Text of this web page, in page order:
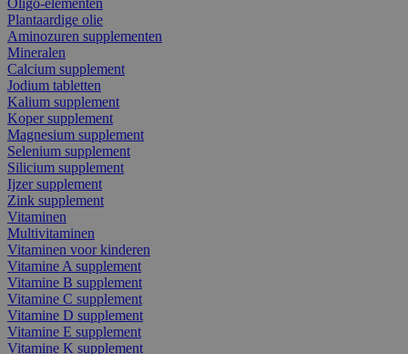
Plantaardige olie
Aminozuren supplementen
Mineralen
Calcium supplement
Jodium tabletten
Kalium supplement
Koper supplement
Magnesium supplement
Selenium supplement
Silicium supplement
Ijzer supplement
Zink supplement
Vitaminen
Multivitaminen
Vitaminen voor kinderen
Vitamine A supplement
Vitamine B supplement
Vitamine C supplement
Vitamine D supplement
Vitamine E supplement
Vitamine K supplement